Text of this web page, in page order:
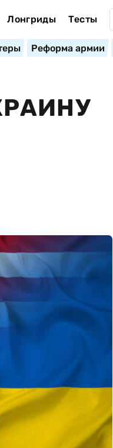
Лонгриды Тесты
Реформа армии